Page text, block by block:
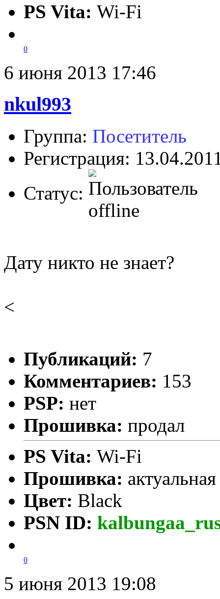
PS Vita: Wi-Fi
0
6 июня 2013 17:46
nkul993
Группа: Посетитель
Регистрация:
Статус:
Дату никто не знает?
<
Публикаций: 7
Комментариев: 153
PSP: нет
Прошивка: продал
PS Vita: Wi-Fi
Прошивка:
Цвет: Black
PSN ID:
0
5 июня 2013 19:08